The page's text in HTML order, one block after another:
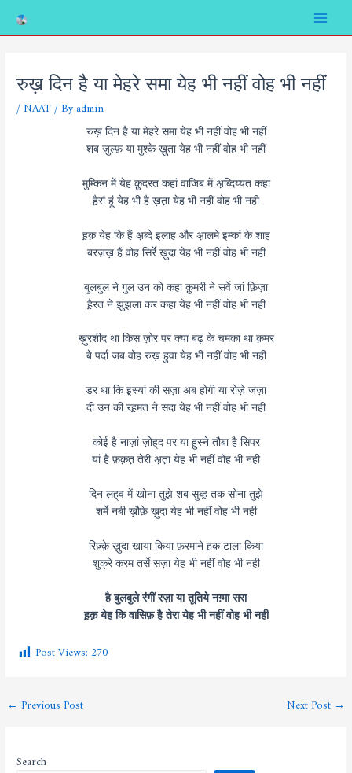
content
Main
Menu
रुख़ दिन है या मेहरे समा येह भी नहीं वोह भी नहीं
/NAAT/ Byadmin
रुख़ दिन है या मेहरे समा येह भी नहीं वोह भी नहीं
शब ज़ुल्फ़ या मुश्के ख़ुता येह भी नहीं वोह भी नहीं
मुम्किन में येह क़ुदरत कहां वाजिब में अ़ब्दिय्यत कहां
ह़ैरां हूं येह भी है ख़त़ा येह भी नहीं वोह भी नही
ह़क़ येह कि हैं अ़ब्दे इलाह और अ़ालमे इम्कां के शाह
बरज़ख़ हैं वोह सिर्रे ख़ुदा येह भी नहीं वोह भी नही
बुलबुल ने गुल उन को कहा क़ुमरी ने सर्वे जां फ़िज़ा
ह़ैरत ने झुंझला कर कहा येह भी नहीं वोह भी नही
ख़ुरशीद था किस ज़ोर पर क्या बढ़ के चमका था क़मर
बे पर्दा जब वोह रुख़ हुवा येह भी नहीं वोह भी नही
डर था कि इ़स्यां की सज़ा अब होगी या रोज़े जज़ा
दी उन की रह़मत ने सदा येह भी नहीं वोह भी नही
कोई है नाज़ां ज़ोह्‌द पर या ह़ुस्ने तौबा है सिपर
यां है फ़क़त़ तेरी अ़त़ा येह भी नहीं वोह भी नही
दिन लह्‌व में खोना तुझे शब सुब्ह़ तक सोना तुझे
शर्मे नबी ख़ौफ़े ख़ुदा येह भी नहीं वोह भी नही
रिज़्क़े ख़ुदा खाया किया फ़रमाने ह़क़ टाला किया
शुक्रे करम तर्से सज़ा येह भी नहीं वोह भी नही
है बुलबुले रंगीं रज़ा या तूतिये नग़्मा सरा
ह़क़ येह कि वासिफ़ है तेरा येह भी नहीं वोह भी नही
Post Views:270
Post
navigation
← Previous Post Next Post→
Search